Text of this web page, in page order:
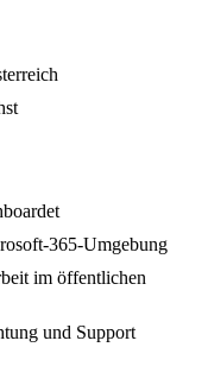
365-Umgebung
im öffentlichen
und Support